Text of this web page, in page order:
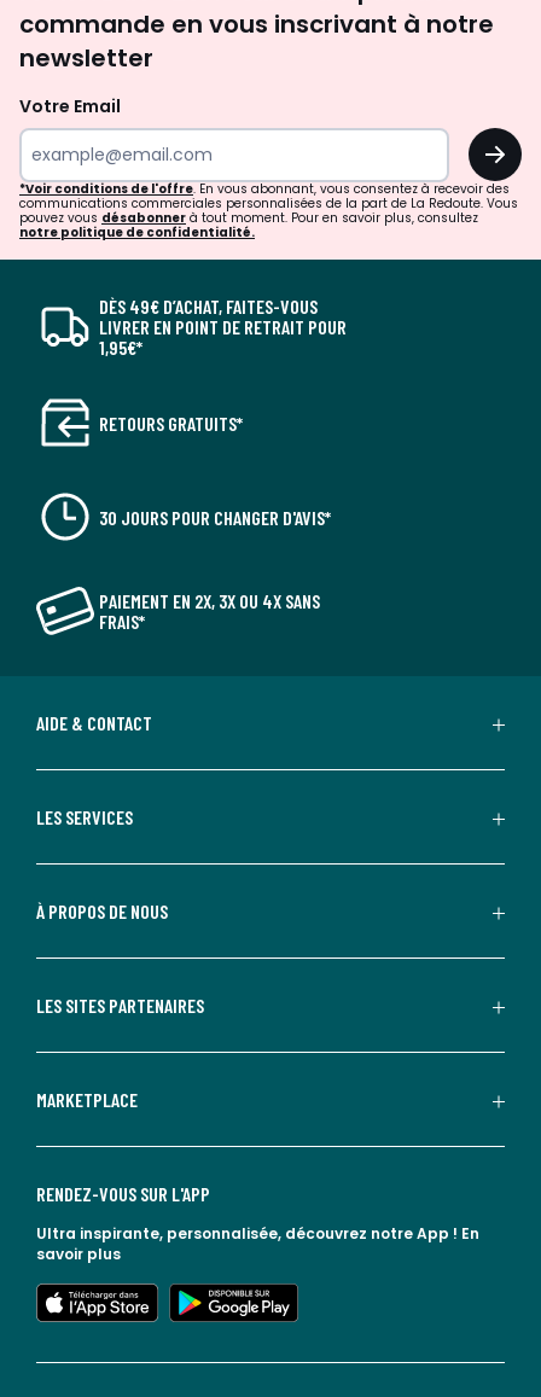
commande en vous inscrivant à notre
newsletter
Votre Email
OK
*Voir conditions de l'offre. En vous abonnant, vous consentez à recevoir des
communications commerciales personnalisées de la part de La Redoute. Vous
pouvez vous désabonner à tout moment. Pour en savoir plus, consultez
notre politique de confidentialité.
DÈS 49€ D’ACHAT, FAITES-VOUS
LIVRER EN POINT DE RETRAIT POUR
1,95€*
RETOURS GRATUITS*
30 JOURS POUR CHANGER D'AVIS*
PAIEMENT EN 2X, 3X OU 4X SANS
FRAIS*
AIDE & CONTACT
LES SERVICES
À PROPOS DE NOUS
LES SITES PARTENAIRES
MARKETPLACE
RENDEZ-VOUS SUR L'APP
Ultra inspirante, personnalisée, découvrez notre App ! En
savoir plus
lien vers l'app store
lien vers google play